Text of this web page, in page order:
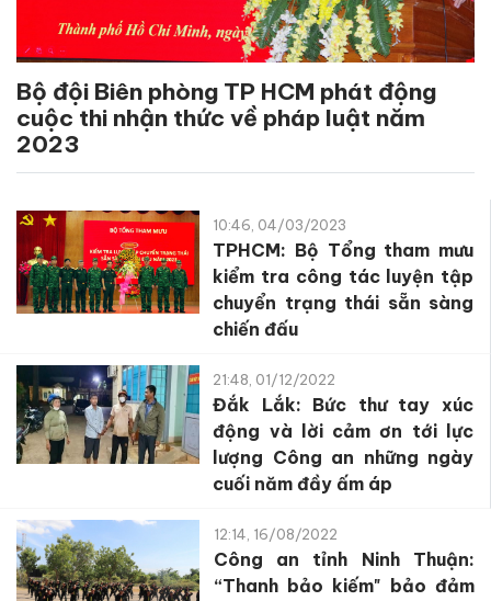
Bộ đội Biên phòng TP HCM phát động
cuộc thi nhận thức về pháp luật năm
2023
10:46, 04/03/2023
TPHCM: Bộ Tổng tham mưu
kiểm tra công tác luyện tập
chuyển trạng thái sẵn sàng
chiến đấu
21:48, 01/12/2022
Đắk Lắk: Bức thư tay xúc
động và lời cảm ơn tới lực
lượng Công an những ngày
cuối năm đầy ấm áp
12:14, 16/08/2022
Công an tỉnh Ninh Thuận:
“Thanh bảo kiếm" bảo đảm